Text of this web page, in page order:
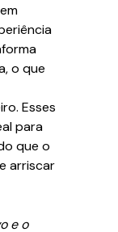
o que
Esses
para
que o
arriscar
e o